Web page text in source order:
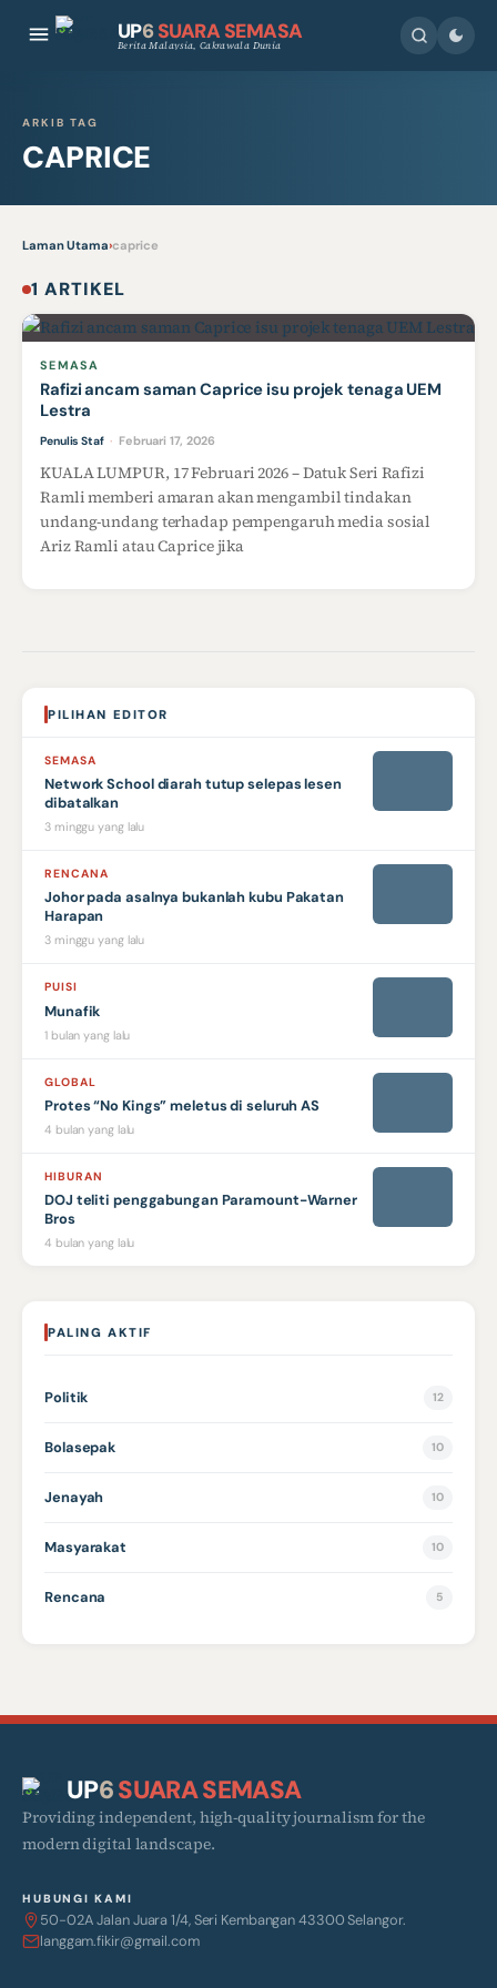
UP6 SUARA SEMASA
Berita Malaysia, Cakrawala Dunia
ARKIB TAG
CAPRICE
Laman Utama›caprice
1 ARTIKEL
SEMASA
Rafizi ancam saman Caprice isu projek tenaga UEM
Lestra
Penulis Staf · Februari 17, 2026
KUALA LUMPUR, 17 Februari 2026 – Datuk Seri Rafizi
Ramli memberi amaran akan mengambil tindakan
undang-undang terhadap pempengaruh media sosial
Ariz Ramli atau Caprice jika
PILIHAN EDITOR
SEMASA
Network School diarah tutup selepas lesen
dibatalkan
3 minggu yang lalu
RENCANA
Johor pada asalnya bukanlah kubu Pakatan
Harapan
3 minggu yang lalu
PUISI
Munafik
1 bulan yang lalu
GLOBAL
Protes “No Kings” meletus di seluruh AS
4 bulan yang lalu
HIBURAN
DOJ teliti penggabungan Paramount-Warner
Bros
4 bulan yang lalu
PALING AKTIF
Politik 12
Bolasepak 10
Jenayah 10
Masyarakat 10
Rencana 5
UP6SUARA SEMASA
Providing independent, high-quality journalism for the
modern digital landscape.
HUBUNGI KAMI
50-02A Jalan Juara 1/4, Seri Kembangan 43300 Selangor.
langgam.fikir@gmail.com